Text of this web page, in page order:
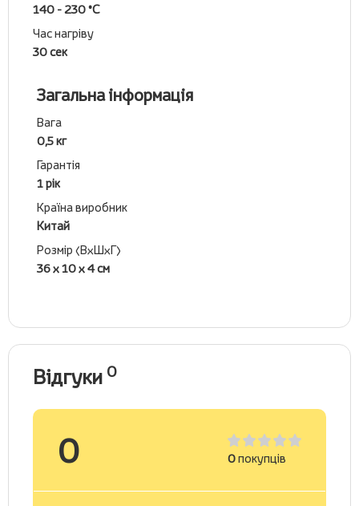
140 - 230 °С
Час нагріву
30 сек
Загальна інформація
Вага
0,5 кг
Гарантія
1 рік
Країна виробник
Китай
Розмір (ВхШхГ)
36 х 10 х 4 см
Відгуки 0
0 0покупців